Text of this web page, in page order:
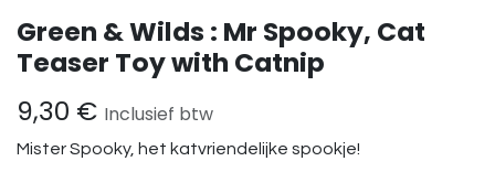
Green & Wilds : Mr Spooky, Cat
Teaser Toy with Catnip
9,30 € Inclusief btw
Mister Spooky, het katvriendelijke spookje!